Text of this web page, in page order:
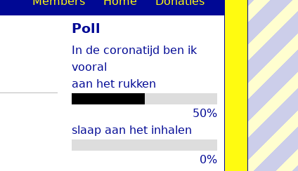
M
Poll
In de coronatijd ben ik
vooral
aan het rukken
50%
slaap aan het inhalen
0%